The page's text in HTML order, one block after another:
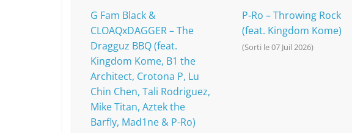
G Fam Black &
CLOAQxDAGGER – The
Dragguz BBQ (feat.
Kingdom Kome, B1 the
Architect, Crotona P, Lu
Chin Chen, Tali Rodriguez,
Mike Titan, Aztek the
Barfly, Mad1ne & P-Ro)
P-Ro – Throwing Rock
(feat. Kingdom Kome)
(Sorti le 07 Juil 2026)